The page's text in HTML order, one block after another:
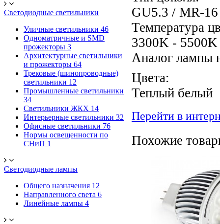
Светодиодные светильники
Уличные светильники 46
Одноматричные и SMD
прожекторы 3
Архитектурные светильники
и прожекторы 64
Трековые (шинопроводные)
светильники 12
Промышленные светильники
34
Светильники ЖКХ 14
Интерьерные светильники 32
Офисные светильники 76
Нормы освещенности по
СНиП 1
Светодиодные лампы
Общего назначения 12
Направленного света 6
Линейные лампы 4
GU5.3 / MR-16
Температура
3300K - 5500K
Аналог лампы
Цвета:
Теплый
Перейти в
Похожие